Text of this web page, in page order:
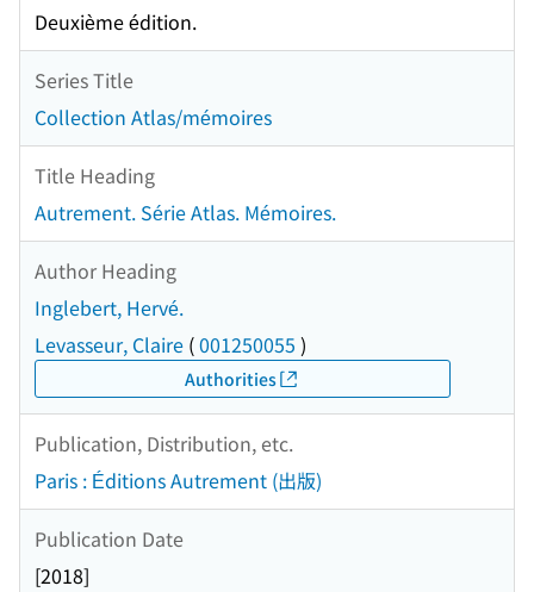
Deuxième édition.
Series Title
Collection Atlas/mémoires
Title Heading
Autrement. Série Atlas. Mémoires.
Author Heading
Inglebert, Hervé.
Levasseur, Claire (001250055 )
Authorities
Publication, Distribution, etc.
Paris : Éditions Autrement (出版)
Publication Date
[2018]